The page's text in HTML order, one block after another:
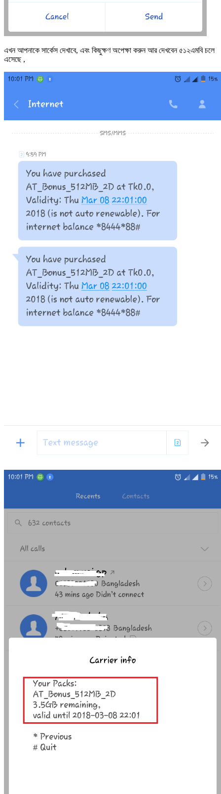
এখন আপনাকে সার্কেস দেখাবে, এবং কিছুক্ষণ অপেক্ষা করুন আর দেখবেন ৫১২এমবি চলে
এসেছে ,